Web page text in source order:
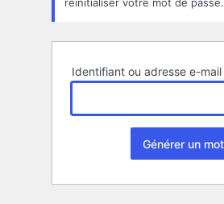
Identifiant ou adresse e-mail